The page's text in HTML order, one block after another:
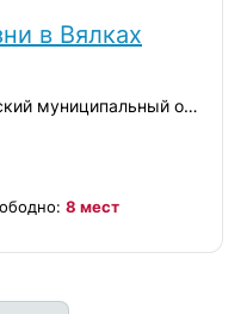
в Вялках
Московская область, Раменский муниципальный округ, деревня Вялки, 1-я Железнодорожная улица, 42
8 мест